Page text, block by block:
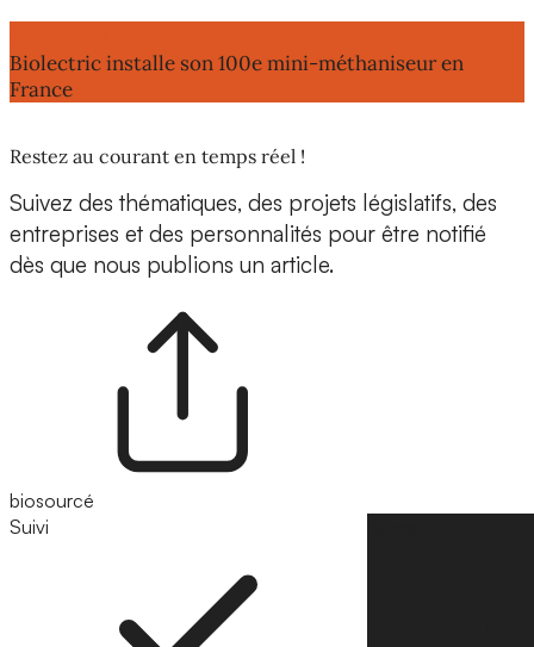
Biolectric installe son 100e mini-méthaniseur en
France
Restez au courant en temps réel !
Suivez des thématiques, des projets législatifs, des
entreprises et des personnalités pour être notifié
dès que nous publions un article.
biosourcé
Suivi